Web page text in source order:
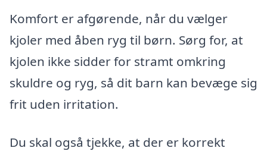
Komfort er afgørende, når du vælger
kjoler med åben ryg til børn. Sørg for, at
kjolen ikke sidder for stramt omkring
skuldre og ryg, så dit barn kan bevæge sig
frit uden irritation.
Du skal også tjekke, at der er korrekt